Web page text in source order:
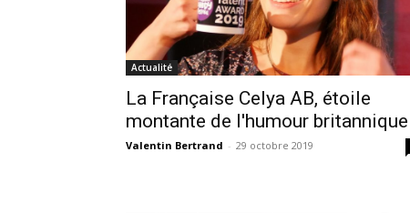
Actualité
La Française Celya AB, étoile
montante de l'humour britannique
Valentin Bertrand - 29 octobre 2019